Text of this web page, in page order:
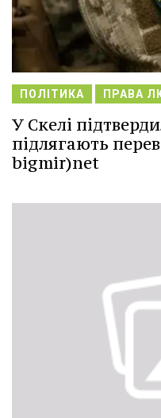
ПОЛІТИКА ПРАВА
У Скелі
підлягають
bigmir)net